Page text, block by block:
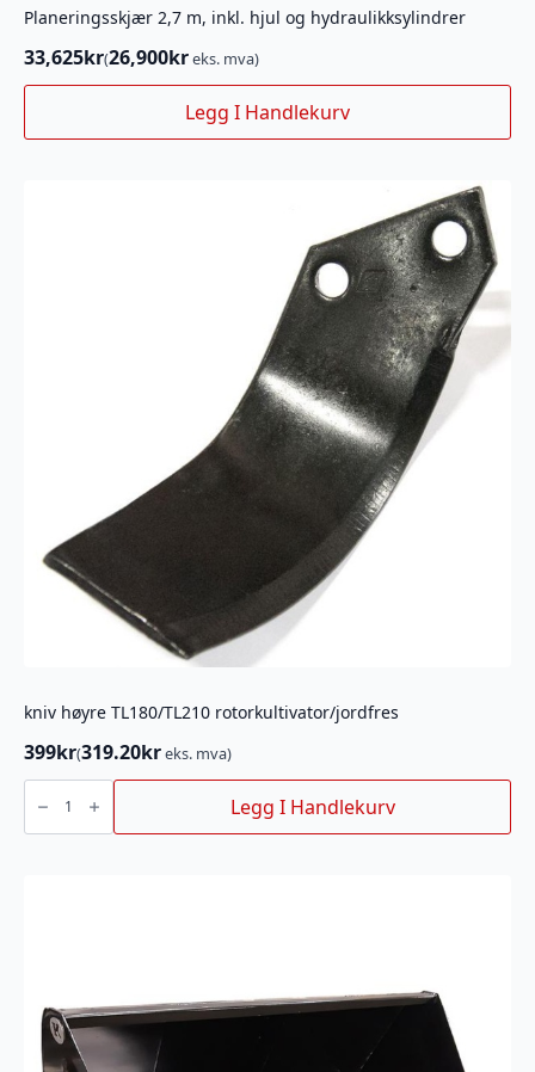
Planeringsskjær 2,7 m, inkl. hjul og hydraulikksylindrer
33,625kr(26,900kreks. mva)
Legg I Handlekurv
kniv høyre TL180/TL210 rotorkultivator/jordfres
399kr(319.20kreks. mva)
kniv
TL180/TL210
rotorkultivator/jordfres
Legg I Handlekurv